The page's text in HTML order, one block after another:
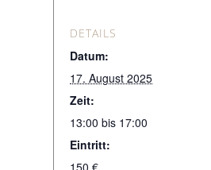
DETAILS
Datum:
17. August 2025
Zeit:
13:00 bis 17:00
Eintritt:
150 €